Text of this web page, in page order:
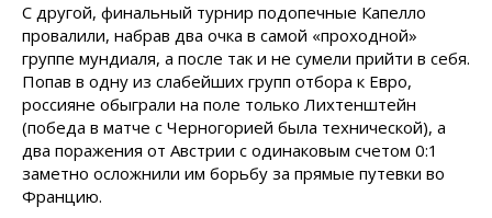
С другой, финальный турнир подопечные Капелло
провалили, набрав два очка в самой «проходной»
группе мундиаля, а после так и не сумели прийти в себя.
Попав в одну из слабейших групп отбора к Евро,
россияне обыграли на поле только Лихтенштейн
(победа в матче с Черногорией была технической), а
два поражения от Австрии с одинаковым счетом 0:1
заметно осложнили им борьбу за прямые путевки во
Францию.